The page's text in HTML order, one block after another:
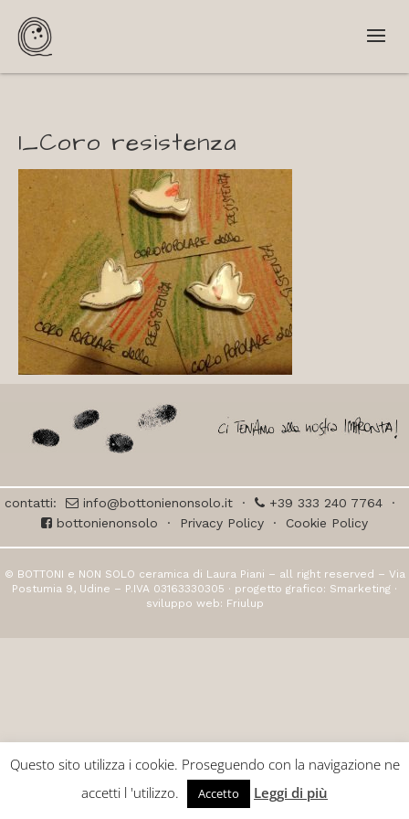
1_Coro resistenza
contatti: info@bottonienonsolo.it · +39 333 240 7764 ·
bottonienonsolo · Privacy Policy · Cookie Policy
© BOTTONI e NON SOLO ceramica di Laura Piani – all right reserved – Via
Postumia 9, Udine – P.IVA 03163330305 · progetto grafico: Smarketing ·
sviluppo web: Friulup
Questo sito utilizza i cookie. Proseguendo con la navigazione ne
accetti l 'utilizzo.
Accetto Leggi di più